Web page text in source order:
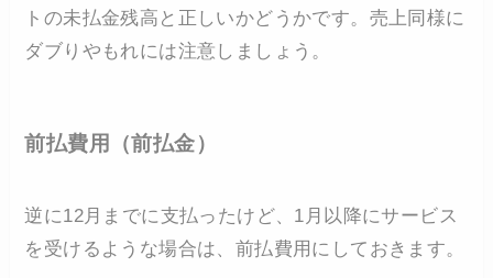
トの未払金残高と正しいかどうかです。売上同様に
ダブりやもれには注意しましょう。
前払費用（前払金）
逆に12月までに支払ったけど、1月以降にサービス
を受けるような場合は、前払費用にしておきます。